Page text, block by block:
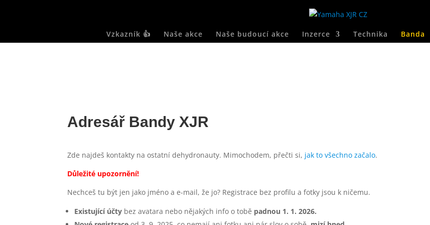
Vzkazník 👍 Naše akce Naše budoucí akce Inzerce Technika Banda
Adresář Bandy XJR
Zde najdeš kontakty na ostatní dehydronauty. Mimochodem, přečti si, jak to všechno začalo.
Důležité upozornění!
Nechceš tu být jen jako jméno a e-mail, že jo? Registrace bez profilu a fotky jsou k ničemu.
Existující účty bez avatara nebo nějakých info o tobě padnou 1. 1. 2026.